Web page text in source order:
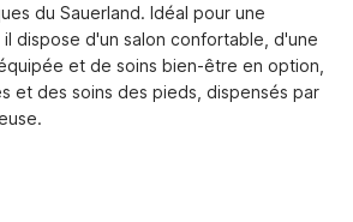
du Sauerland. Idéal pour une
dispose d'un salon confortable, d'une
et de soins bien-être en option,
et des soins des pieds, dispensés par